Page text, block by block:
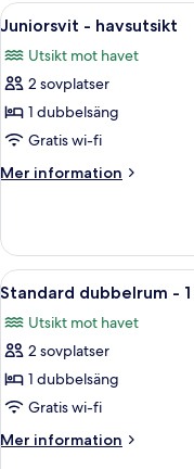
havsutsikt
Öppna
alla
foton
för
Juniorsvit
-
havsutsikt
1
Juniorsvit - havsutsikt
Utsikt mot havet
2 sovplatser
1 dubbelsäng
Gratis wi-fi
Mer information
Mer
-
havsutsikt
Öppna
alla
foton
för
Standard
dubbelrum
-
1
1
Standard dubbelrum -
Utsikt mot havet
2 sovplatser
1 dubbelsäng
Gratis wi-fi
Mer information
Mer